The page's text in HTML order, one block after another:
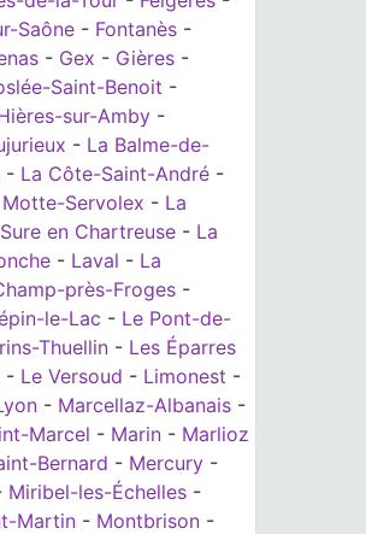
Saône - Fontanès -
- Gex - Gières -
Saint-Benoit -
sur-Amby -
- La Balme-de-
- La Côte-Saint-André -
Motte-Servolex - La
en Chartreuse - La
- Laval - La
près-Froges -
le-Lac - Le Pont-de-
Thuellin - Les Éparres
- Le Versoud - Limonest -
- Marcellaz-Albanais -
Marcel - Marin - Marlioz
Bernard - Mercury -
Miribel-les-Échelles -
Martin - Montbrison -